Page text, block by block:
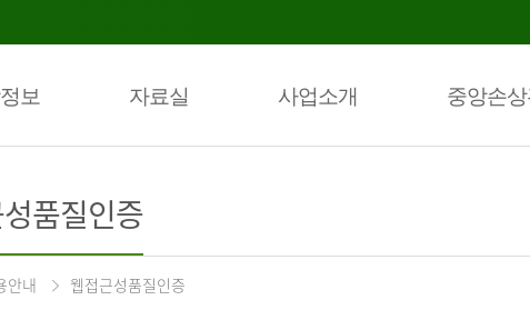
보 자료실 사업소개 중앙손
품질인증
안내 웹접근성품질인증